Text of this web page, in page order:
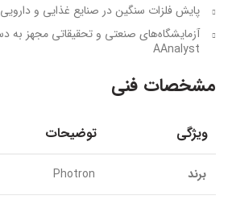
پایش فلزات سنگین در صنایع غذایی و دارویی
AAnalyst
مشخصات فنی
ویژگی توضیحات
برند Photron